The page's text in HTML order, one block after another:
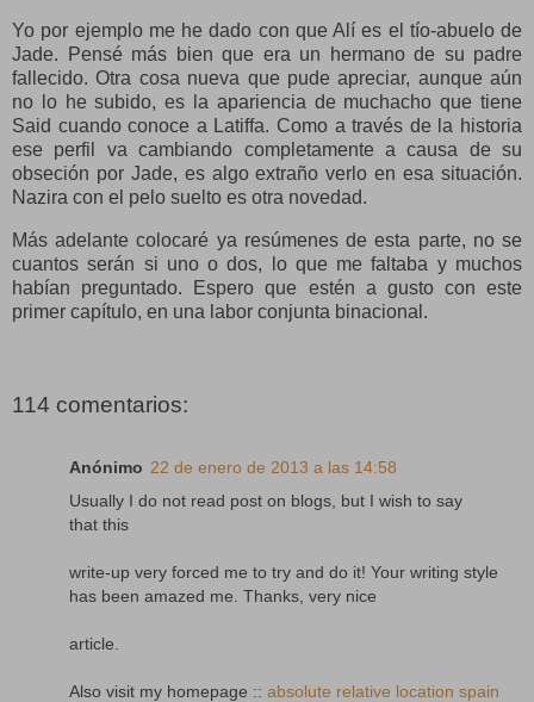
Yo por ejemplo me he dado con que Alí es el tío-abuelo de
Jade. Pensé más bien que era un hermano de su padre
fallecido. Otra cosa nueva que pude apreciar, aunque aún
no lo he subido, es la apariencia de muchacho que tiene
Said cuando conoce a Latiffa. Como a través de la historia
ese perfil va cambiando completamente a causa de su
obseción por Jade, es algo extraño verlo en esa situación.
Nazira con el pelo suelto es otra novedad.
Más adelante colocaré ya resúmenes de esta parte, no se
cuantos serán si uno o dos, lo que me faltaba y muchos
habían preguntado. Espero que estén a gusto con este
primer capítulo, en una labor conjunta binacional.
114 comentarios:
Anónimo 22 de enero de 2013 a las 14:58
Usually I do not read post on blogs, but I wish to say
that this
write-up very forced me to try and do it! Your writing style
has been amazed me. Thanks, very nice
article.
Also visit my homepage :: absolute relative location spain